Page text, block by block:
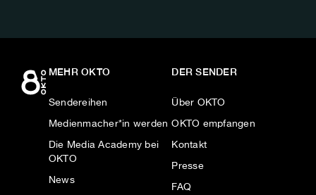
MEHR OKTO
Sendereihen
Medienmacher*in werden
Die Media Academy bei
OKTO
News
DER SENDER
Über OKTO
OKTO empfangen
Kontakt
Presse
FAQ